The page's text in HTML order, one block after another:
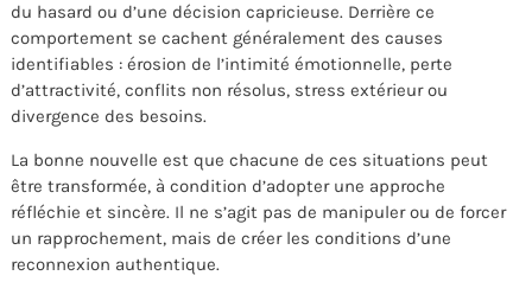
du hasard ou d’une décision capricieuse. Derrière ce
comportement se cachent généralement des causes
identifiables : érosion de l’intimité émotionnelle, perte
d’attractivité, conflits non résolus, stress extérieur ou
divergence des besoins.
La bonne nouvelle est que chacune de ces situations peut
être transformée, à condition d’adopter une approche
réfléchie et sincère. Il ne s’agit pas de manipuler ou de forcer
un rapprochement, mais de créer les conditions d’une
reconnexion authentique.